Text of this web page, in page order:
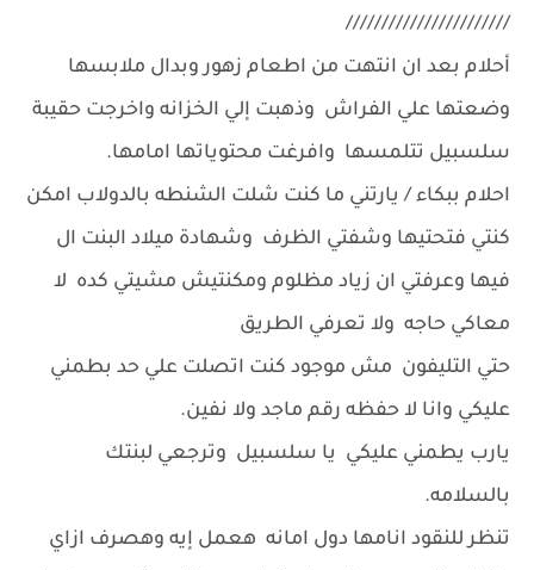
///////////////////////
أحلام بعد ان انتهت من اطعام زهور وبدال ملابسها
وضعتها علي الفراش وذهبت إلي الخزانه واخرجت حقيبة
سلسبيل تتلمسها وافرغت محتوياتها امامها.
احلام ببكاء / يارتني ما كنت شلت الشنطه بالدولاب امكن
كنتي فتحتيها وشفتي الظرف وشهادة ميلاد البنت ال
فيها وعرفتي ان زياد مظلوم ومكنتيش مشيتي كده لا
معاكي حاجه ولا تعرفي الطريق
حتي التليفون مش موجود كنت اتصلت علي حد بطمني
عليكي وانا لا حفظه رقم ماجد ولا نفين.
يارب يطمني عليكي يا سلسبيل وترجعي لبنتك
بالسلامه.
تنظر للنقود انامها دول امانه هعمل إيه وهصرف ازاي